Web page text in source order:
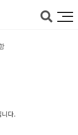
니다.